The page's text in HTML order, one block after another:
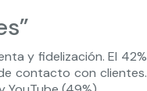
y fidelización. El 42%
contacto con clientes.